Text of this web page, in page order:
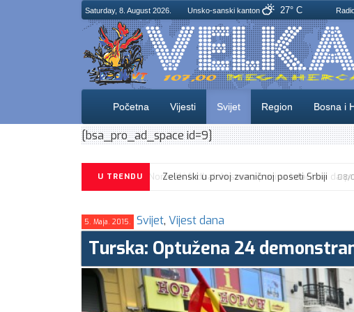
Saturday, 8. August 2026. Unsko-sanski kanton 27° C
Početna Vijesti Svijet Region Bosna i
[bsa_pro_ad_space id=9]
U TRENDU
5. Maja. 2015. Svijet, Vijest dana
Turska: Optužena 24